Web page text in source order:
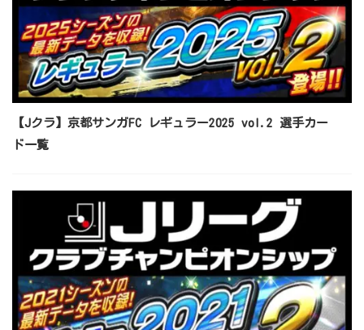
【Jクラ】京都サンガFC レギュラー2025 vol.2 選手カー
ド一覧